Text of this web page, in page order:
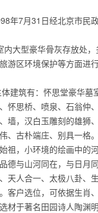
年7月31日经北京市民
大型豪华骨灰存放处
游区环境保护等方面进
建筑有：怀思堂豪华墓
怀思桥、喷泉、石翁仲
墙，汉白玉雕刻的雄狮
、古朴端庄、别具一格
祖，小环境的绘画中的
与山河同在，与日月同
天人合一、太极八卦、
客户选位，可依据生肖
材于著名田园诗人陶渊